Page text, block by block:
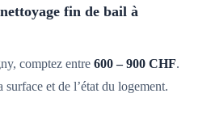
fin de bail à
comptez entre 600 – 900 CHF.
et de l’état du logement.